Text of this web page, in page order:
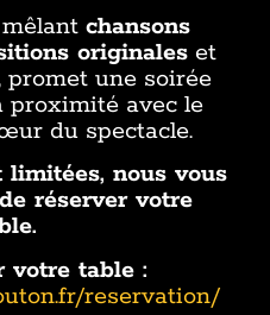
chansons
originaleset
une soirée
proximité avec le
du spectacle.
limitées, nous vous
réserver votre
votre table :
reservation/